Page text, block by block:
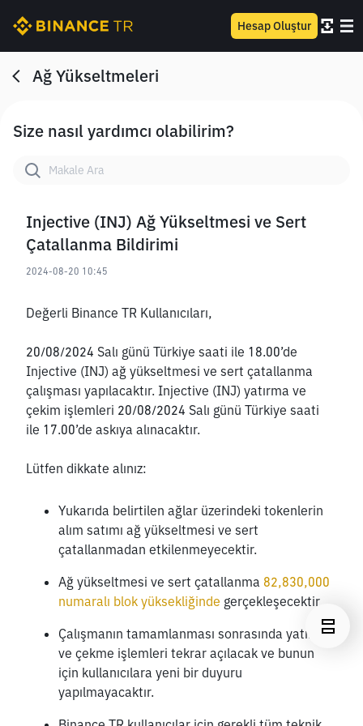
Hesap Oluştur
Ağ Yükseltmeleri
Size nasıl yardımcı olabilirim?
Injective (INJ) Ağ Yükseltmesi ve Sert
Çatallanma Bildirimi
2024-08-20 10:45
Değerli Binance TR Kullanıcıları,
20/08/2024 Salı günü Türkiye saati ile 18.00’de
Injective (INJ) ağ yükseltmesi ve sert çatallanma
çalışması yapılacaktır. Injective (INJ) yatırma ve
çekim işlemleri 20/08/2024 Salı günü Türkiye saati
ile 17.00’de askıya alınacaktır.
Lütfen dikkate alınız:
Yukarıda belirtilen ağlar üzerindeki tokenlerin
alım satımı ağ yükseltmesi ve sert
çatallanmadan etkilenmeyecektir.
Ağ yükseltmesi ve sert çatallanma 82,830,000
numaralı blok yüksekliğinde gerçekleşecektir
Çalışmanın tamamlanması sonrasında yatırma
ve çekme işlemleri tekrar açılacak ve bunun
için kullanıcılara yeni bir duyuru
yapılmayacaktır.